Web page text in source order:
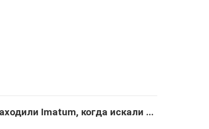
Imatum, когда искали ...